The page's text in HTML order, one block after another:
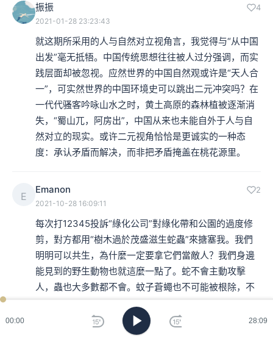
00:00 28:09
振振 4
2021-01-28 23:23:43
就这期所采用的人与自然对立视角言，我觉得与“从中国
出发”毫无抵牾。中国传统思想往往被人过分强调，而实
践层面却被忽视。应然世界的中国自然观或许是“天人合
一”，可实然世界的中国环境史可以跳出二元冲突吗？在
一代代骚客吟咏山水之时，黄土高原的森林植被逐渐消
失，“蜀山兀，阿房出”，中国从来也未能自外于人与自
然对立的现实。或许二元视角恰恰是更诚实的一种态
度：承认矛盾而解决，而非把矛盾掩盖在桃花源里。
E
Emanon 2
2021-10-28 16:09:11
每次打12345投訴“綠化公司”對綠化帶和公園的過度修
剪，對方都用“樹木過於茂盛滋生蛇蟲”來搪塞我。我們
明明可以共生，為什麼一定要拿它們當敵人？我們身邊
能見到的野生動物也就這麼一點了。蛇不會主動攻擊
人，蟲也大多數都不會。蚊子蒼蠅也不可能被根除，不